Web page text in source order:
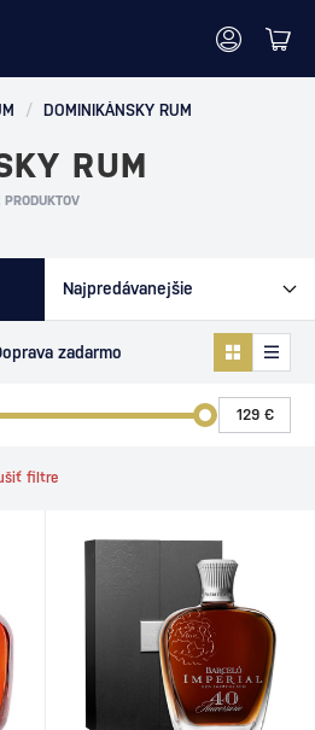
/ DOMINIKÁNSKY RUM
RUM
PRODUKTOV
zadarmo
filtre